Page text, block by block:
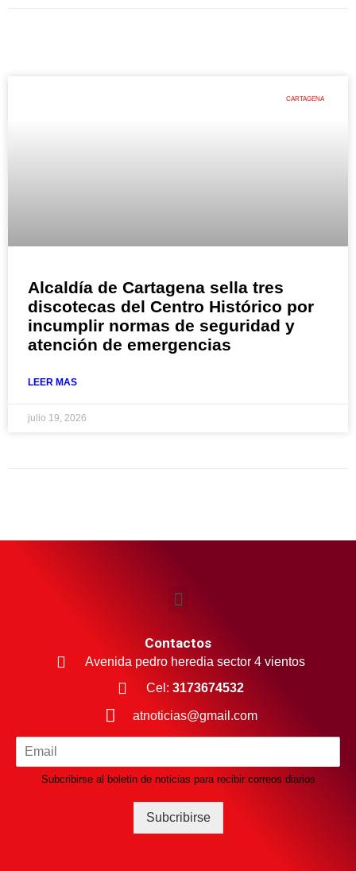
CARTAGENA
Alcaldía de Cartagena sella tres
discotecas del Centro Histórico por
incumplir normas de seguridad y
atención de emergencias
LEER MAS
julio 19, 2026
Contactos
Avenida pedro heredia sector 4 vientos
Cel: 3173674532
atnoticias@gmail.com
Subcribirse al boletin de noticias para recibir correos diarios
Subcribirse